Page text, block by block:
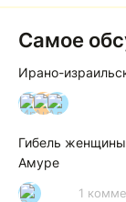
Самое
Ирано-
И А А
Гибель
Амуре
Р 1